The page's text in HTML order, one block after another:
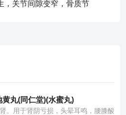
，关节间隙变窄，骨质节
黄丸(同仁堂)(水蜜丸)
。用于肾阴亏损，头晕耳鸣，腰膝酸